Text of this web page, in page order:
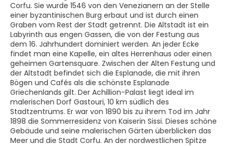
Corfu. Sie wurde 1546 von den Venezianern an der Stelle
einer byzantinischen Burg erbaut und ist durch einen
Graben vom Rest der Stadt getrennt. Die Altstadt ist ein
Labyrinth aus engen Gassen, die von der Festung aus
dem 16. Jahrhundert dominiert werden. An jeder Ecke
findet man eine Kapelle, ein altes Herrenhaus oder einen
geheimen Gartensquare. Zwischen der Alten Festung und
der Altstadt befindet sich die Esplanade, die mit ihren
Bögen und Cafés als die schönste Esplanade
Griechenlands gilt. Der Achillion-Palast liegt ideal im
malerischen Dorf Gastouri, 10 km südlich des
Stadtzentrums. Er war von 1890 bis zu ihrem Tod im Jahr
1898 die Sommerresidenz von Kaiserin Sissi. Dieses schöne
Gebäude und seine malerischen Gärten überblicken das
Meer und die Stadt Corfu. An der nordwestlichen Spitze